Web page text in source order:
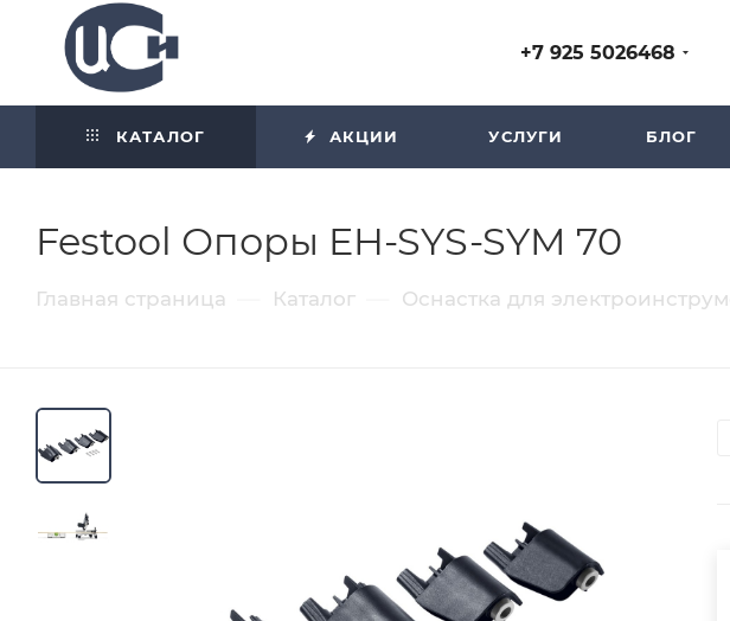
+7 925 5026468
КАТАЛОГ АКЦИИ УСЛУГИ БЛОГ
Festool Опоры EH-SYS-SYM 70
Главная страница Каталог Оснастка для